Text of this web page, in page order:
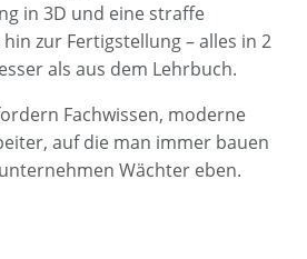
in 3D und eine straffe
zur Fertigstellung – alles in 2
als aus dem Lehrbuch.
Fachwissen, moderne
auf die man immer bauen
Wächter eben.